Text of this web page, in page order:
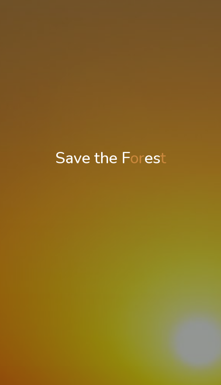
Save the Forest